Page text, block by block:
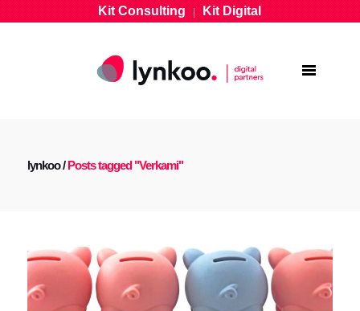
Kit Consulting|Kit Digital
lynkoo/Posts tagged "Verkami"